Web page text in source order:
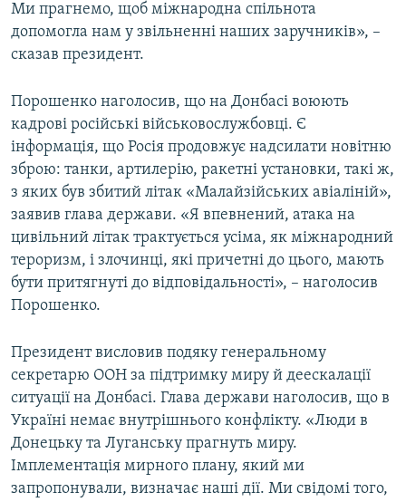
Ми прагнемо, щоб міжнародна спільнота
допомогла нам у звільненні наших заручників», –
сказав президент.
Порошенко наголосив, що на Донбасі воюють
кадрові російські військовослужбовці. Є
інформація, що Росія продовжує надсилати новітню
зброю: танки, артилерію, ракетні установки, такі ж,
з яких був збитий літак «Малайзійських авіаліній»,
заявив глава держави. «Я впевнений, атака на
цивільний літак трактується усіма, як міжнародний
тероризм, і злочинці, які причетні до цього, мають
бути притягнуті до відповідальності», – наголосив
Порошенко.
Президент висловив подяку генеральному
секретарю ООН за підтримку миру й деескалації
ситуації на Донбасі. Глава держави наголосив, що в
Україні немає внутрішнього конфлікту. «Люди в
Донецьку та Луганську прагнуть миру.
Імплементація мирного плану, який ми
запропонували, визначає наші дії. Ми свідомі того,